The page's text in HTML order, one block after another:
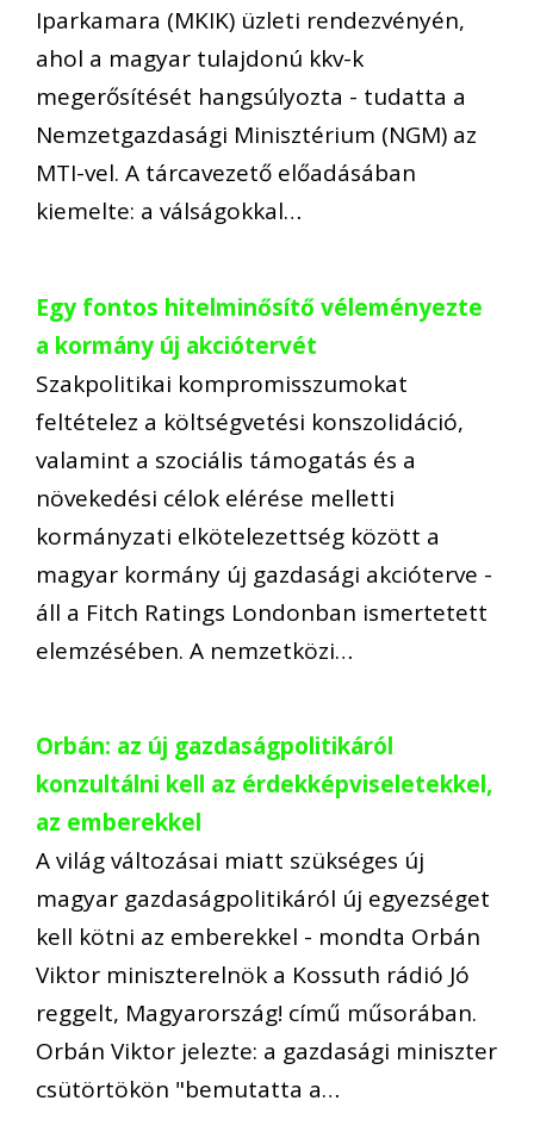
Iparkamara (MKIK) üzleti rendezvényén,
ahol a magyar tulajdonú kkv-k
megerősítését hangsúlyozta - tudatta a
Nemzetgazdasági Minisztérium (NGM) az
MTI-vel. A tárcavezető előadásában
kiemelte: a válságokkal…
Egy fontos hitelminősítő véleményezte
a kormány új akciótervét
Szakpolitikai kompromisszumokat
feltételez a költségvetési konszolidáció,
valamint a szociális támogatás és a
növekedési célok elérése melletti
kormányzati elkötelezettség között a
magyar kormány új gazdasági akcióterve -
áll a Fitch Ratings Londonban ismertetett
elemzésében. A nemzetközi…
Orbán: az új gazdaságpolitikáról
konzultálni kell az érdekképviseletekkel,
az emberekkel
A világ változásai miatt szükséges új
magyar gazdaságpolitikáról új egyezséget
kell kötni az emberekkel - mondta Orbán
Viktor miniszterelnök a Kossuth rádió Jó
reggelt, Magyarország! című műsorában.
Orbán Viktor jelezte: a gazdasági miniszter
csütörtökön "bemutatta a…